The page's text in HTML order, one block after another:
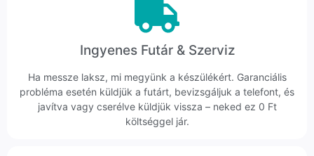
Ingyenes Futár & Szerviz
Ha messze laksz, mi megyünk a készülékért. Garanciális
probléma esetén küldjük a futárt, bevizsgáljuk a telefont, és
javítva vagy cserélve küldjük vissza – neked ez 0 Ft
költséggel jár.